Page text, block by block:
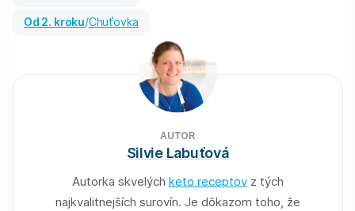
od 2. kroku/ Chuťovka
AUTOR
Silvie Labuťová
Autorka skvelých keto receptovz tých
najkvalitnejších surovín. Je dôkazom toho, že